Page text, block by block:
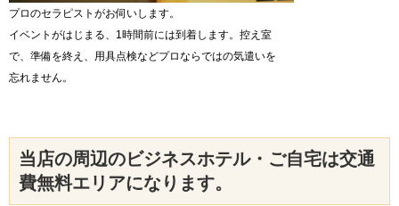
プロのセラピストがお伺いします。
イベントがはじまる、1時間前には到着します。控え室
で、準備を終え、用具点検などプロならではの気遣いを
忘れません。
当店の周辺のビジネスホテル・ご自宅は交通
費無料エリアになります。